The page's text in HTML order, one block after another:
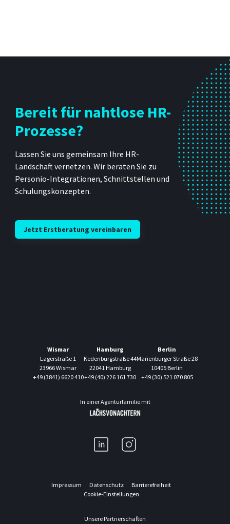
Bereit für nahtlose HR-
Prozesse?
Lassen Sie uns gemeinsam Ihre HR-
Landschaft vernetzen. Wir beraten Sie zu
Personio-Integrationen, Schnittstellen und
Schulungskonzepten.
Jetzt Erstberatung vereinbaren
Wismar
Lagerstraße 1
23966 Wismar
+49 (3841) 6620 410
Hamburg
Kedenburgstraße 44
22041 Hamburg
+49 (40) 226 161 730
Berlin
Marienburger Straße 28
10405 Berlin
+49 (30) 521 070 805
In einer Agenturfamilie mit
Impressum Datenschutz
Barrierefreiheit
Cookie-Einstellungen
Unsere Partnerschaften